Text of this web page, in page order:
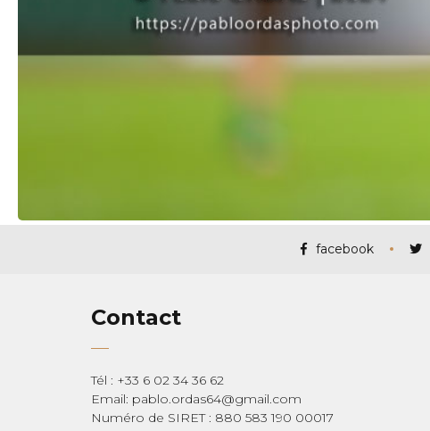
facebook
Contact
Tél : +33 6 02 34 36 62
Email: pablo.ordas64@gmail.com
Numéro de SIRET : 880 583 190 00017